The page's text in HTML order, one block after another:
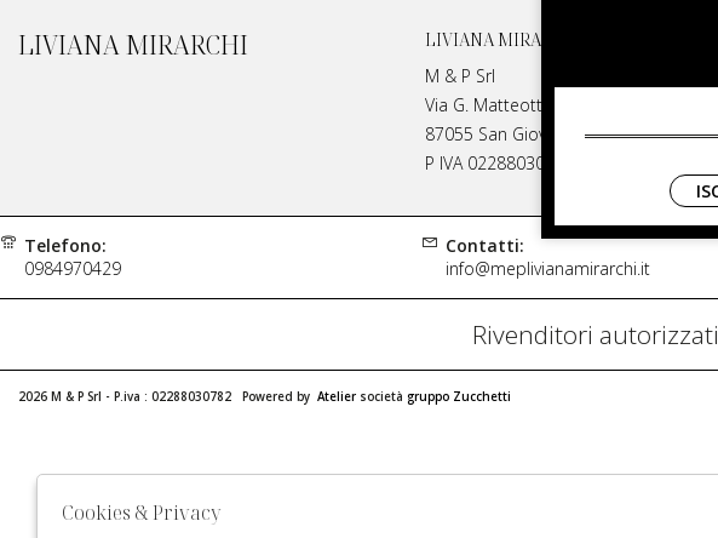
LIVIANA MIRARCHI
LIVIANA MIRARCHI
M & P Srl
Via G. Matteotti, 91
87055 San Giovanni in Fiore Italia
P IVA 02288030782
Telefono:
0984970429
Contatti:
info@meplivianamirarchi.it
Rivenditori
2026 M & P Srl - P.iva : 02288030782 Powered by Atelier società gruppo Zucchetti
Cookies & Privacy